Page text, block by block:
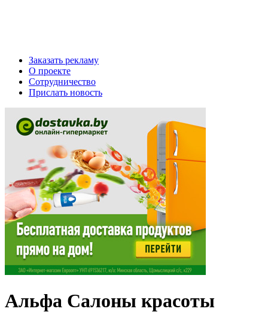
Заказать рекламу
О проекте
Сотрудничество
Прислать новость
Альфа Салоны красоты